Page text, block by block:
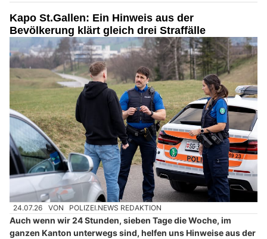
Kapo St.Gallen: Ein Hinweis aus der
Bevölkerung klärt gleich drei Straffälle
24.07.26 VON POLIZEI.NEWS REDAKTION
Auch wenn wir 24 Stunden, sieben Tage die Woche, im
ganzen Kanton unterwegs sind, helfen uns Hinweise aus der